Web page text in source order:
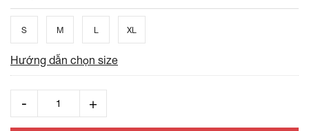
S M L XL
Hướng dẫn chọn size